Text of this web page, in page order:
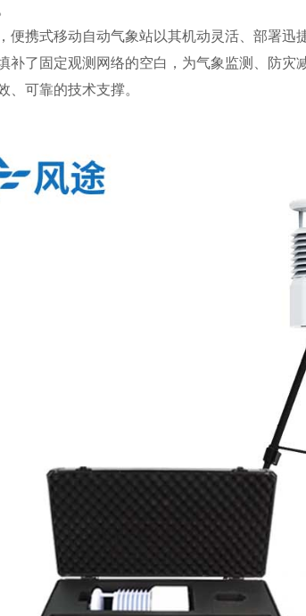
便携式移动自动气象站以其机动灵活、部署迅
补了固定观测网络的空白，为气象监测、防灾
、可靠的技术支撑。